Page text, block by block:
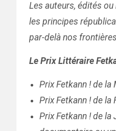
Les auteurs, édités
les principes
par-delà nos
Le Prix Littéraire
Prix Fetkann ! de
Prix Fetkann ! de
Prix Fetkann ! de la